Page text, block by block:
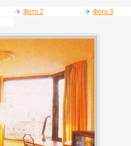
Фото 2
Фото 3